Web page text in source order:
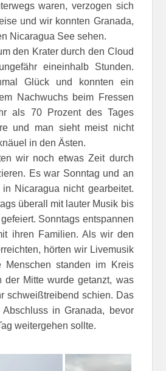
waren, verzogen sich
und wir konnten Granada,
Nicaragua See sehen.
den Krater durch den Cloud
eineinhalb Stunden.
Glück und konnten ein
Nachwuchs beim Fressen
als 70 Prozent des Tages
und man sieht meist nicht
in den Ästen.
wir noch etwas Zeit durch
Es war Sonntag und an
Nicaragua nicht gearbeitet.
überall mit lauter Musik bis
Sonntags entspannen
ihren Familien. Als wir den
hörten wir Livemusik
Menschen standen im Kreis
der Mitte wurde getanzt, was
schweißtreibend schien. Das
in Granada, bevor
weitergehen sollte.